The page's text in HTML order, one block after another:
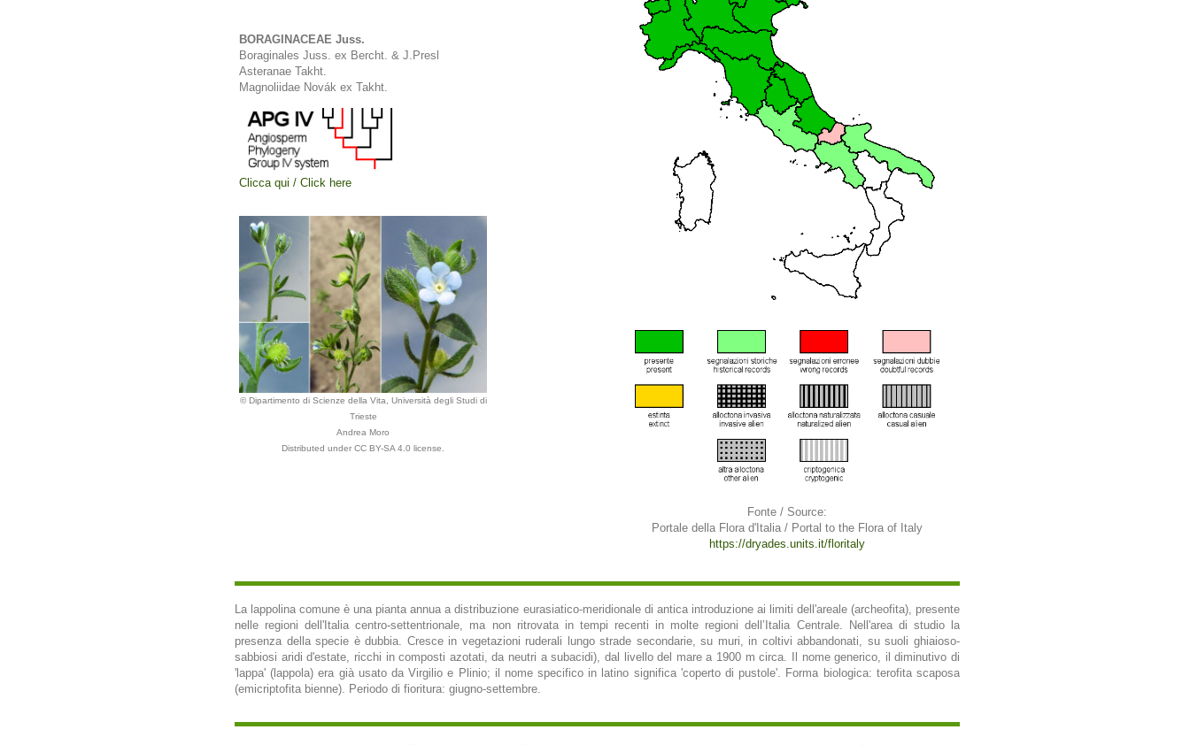
BORAGINACEAE Juss.
Boraginales Juss. ex Bercht. & J.Presl
Asteranae Takht.
Magnoliidae Novák ex Takht.
Clicca qui / Click here
© Dipartimento di Scienze della Vita, Università degli Studi di
Trieste
Andrea Moro
Distributed under CC BY-SA 4.0 license.
Fonte / Source:
Portale della Flora d'Italia / Portal to the Flora of Italy
https://dryades.units.it/floritaly
La lappolina comune è una pianta annua a distribuzione eurasiatico-meridionale di antica introduzione ai limiti dell'areale (archeofita), presente
nelle regioni dell'Italia centro-settentrionale, ma non ritrovata in tempi recenti in molte regioni dell’Italia Centrale. Nell'area di studio la
presenza della specie è dubbia. Cresce in vegetazioni ruderali lungo strade secondarie, su muri, in coltivi abbandonati, su suoli ghiaioso-
sabbiosi aridi d'estate, ricchi in composti azotati, da neutri a subacidi), dal livello del mare a 1900 m circa. Il nome generico, il diminutivo di
'lappa' (lappola) era già usato da Virgilio e Plinio; il nome specifico in latino significa 'coperto di pustole'. Forma biologica: terofita scaposa
(emicriptofita bienne). Periodo di fioritura: giugno-settembre.